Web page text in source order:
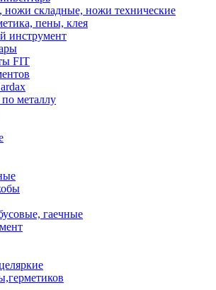
ножи складные, ножи технические
пены, клея
инструмент
FIT
металлу
гаечные